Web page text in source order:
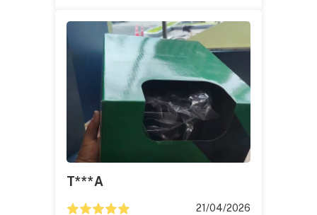
T***a
21/04/2026